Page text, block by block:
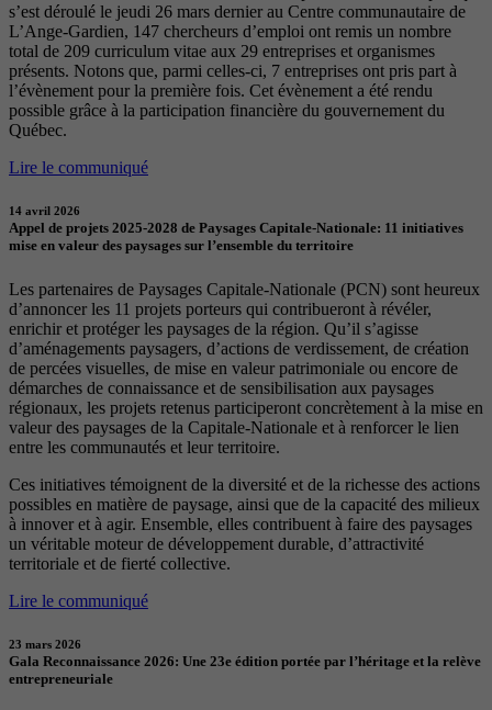
s’est déroulé le jeudi 26 mars dernier au Centre communautaire de
L’Ange-Gardien, 147 chercheurs d’emploi ont remis un nombre
total de 209 curriculum vitae aux 29 entreprises et organismes
présents. Notons que, parmi celles-ci, 7 entreprises ont pris part à
l’évènement pour la première fois. Cet évènement a été rendu
possible grâce à la participation financière du gouvernement du
Québec.
Lire le communiqué
14 avril 2026
Appel de projets 2025-2028 de Paysages Capitale-Nationale: 11 initiatives
mise en valeur des paysages sur l’ensemble du territoire
Les partenaires de Paysages Capitale-Nationale (PCN) sont heureux
d’annoncer les 11 projets porteurs qui contribueront à révéler,
enrichir et protéger les paysages de la région. Qu’il s’agisse
d’aménagements paysagers, d’actions de verdissement, de création
de percées visuelles, de mise en valeur patrimoniale ou encore de
démarches de connaissance et de sensibilisation aux paysages
régionaux, les projets retenus participeront concrètement à la mise en
valeur des paysages de la Capitale-Nationale et à renforcer le lien
entre les communautés et leur territoire.
Ces initiatives témoignent de la diversité et de la richesse des actions
possibles en matière de paysage, ainsi que de la capacité des milieux
à innover et à agir. Ensemble, elles contribuent à faire des paysages
un véritable moteur de développement durable, d’attractivité
territoriale et de fierté collective.
Lire le communiqué
23 mars 2026
Gala Reconnaissance 2026: Une 23e édition portée par l’héritage et la relève
entrepreneuriale